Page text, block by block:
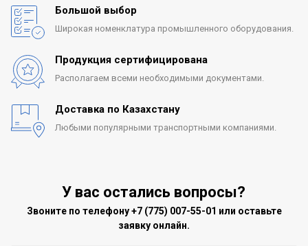
Большой выбор
Широкая номенклатура промышленного оборудования.
Продукция сертифицирована
Располагаем всеми необходимыми документами.
Доставка по Казахстану
Любыми популярными транспортными компаниями.
У вас остались вопросы?
Звоните по телефону+7 (775) 007-55-01 или оставьте
заявку онлайн.